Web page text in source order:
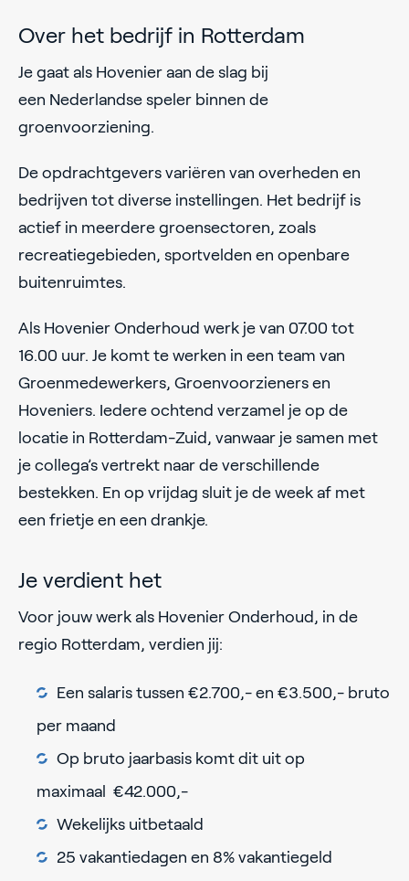
Over het bedrijf in Rotterdam
Je gaat als Hovenier aan de slag bij
een Nederlandse speler binnen de
groenvoorziening.
De opdrachtgevers variëren van overheden en
bedrijven tot diverse instellingen. Het bedrijf is
actief in meerdere groensectoren, zoals
recreatiegebieden, sportvelden en openbare
buitenruimtes.
Als Hovenier Onderhoud werk je van 07.00 tot
16.00 uur. Je komt te werken in een team van
Groenmedewerkers, Groenvoorzieners en
Hoveniers. Iedere ochtend verzamel je op de
locatie in Rotterdam-Zuid, vanwaar je samen met
je collega’s vertrekt naar de verschillende
bestekken. En op vrijdag sluit je de week af met
een frietje en een drankje.
Je verdient het
Voor jouw werk als Hovenier Onderhoud, in de
regio Rotterdam, verdien jij:
Een salaris tussen €2.700,- en €3.500,- bruto
per maand
Op bruto jaarbasis komt dit uit op
maximaal €42.000,-
Wekelijks uitbetaald
25 vakantiedagen en 8% vakantiegeld